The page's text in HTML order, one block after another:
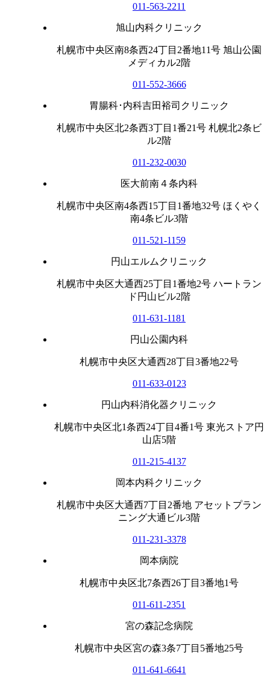
011-563-2211
旭山内科クリニック
札幌市中央区南8条西24丁目2番地11号 旭山公園
メディカル2階
011-552-3666
胃腸科･内科吉田裕司クリニック
札幌市中央区北2条西3丁目1番21号 札幌北2条ビ
ル2階
011-232-0030
医大前南４条内科
札幌市中央区南4条西15丁目1番地32号 ほくやく
南4条ビル3階
011-521-1159
円山エルムクリニック
札幌市中央区大通西25丁目1番地2号 ハートラン
ド円山ビル2階
011-631-1181
円山公園内科
札幌市中央区大通西28丁目3番地22号
011-633-0123
円山内科消化器クリニック
札幌市中央区北1条西24丁目4番1号 東光ストア円
山店5階
011-215-4137
岡本内科クリニック
札幌市中央区大通西7丁目2番地 アセットプラン
ニング大通ビル3階
011-231-3378
岡本病院
札幌市中央区北7条西26丁目3番地1号
011-611-2351
宮の森記念病院
札幌市中央区宮の森3条7丁目5番地25号
011-641-6641